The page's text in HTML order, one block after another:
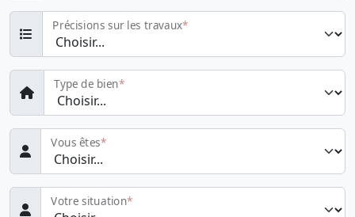
Précisions sur les travaux
Type de bien
Vous êtes
Votre situation